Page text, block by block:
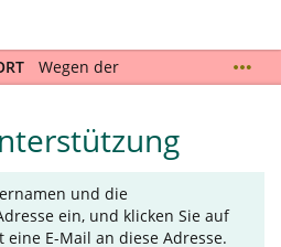
Wegen der
nur eingeschränkt und
bearbeitet
stehen wir Ihnen wieder
Sie die Hilfestellungen
Sie dort auch das
und die
ein, und klicken Sie auf
eine E-Mail an diese Adresse.